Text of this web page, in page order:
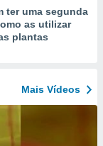
ter uma segunda
as utilizar
plantas
Mais Vídeos